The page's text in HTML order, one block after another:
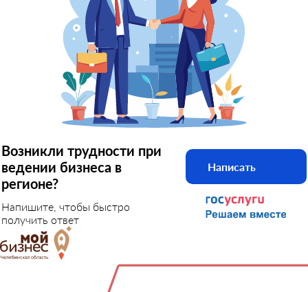
Возникли трудности при
ведении бизнеса в
регионе?
Напишите, чтобы быстро
получить ответ
Написать